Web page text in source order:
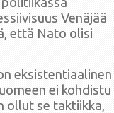
Venäjää
että Nato olisi
eksistentiaalinen
ei kohdistu
ollut se taktiikka,